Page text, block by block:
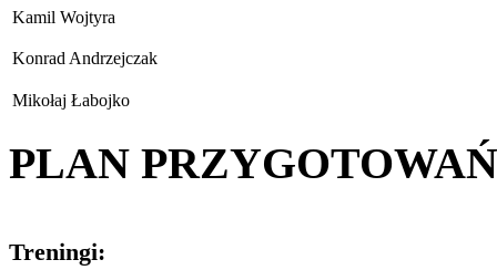
Kamil Wojtyra
Konrad Andrzejczak
Mikołaj Łabojko
PLAN PRZYGOTOWAŃ
Treningi: